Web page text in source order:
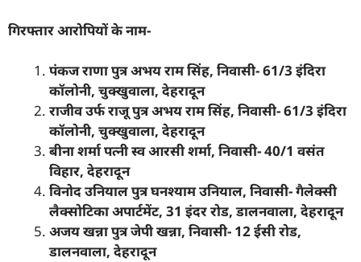
गिरफ्तार आरोपियों के नाम-
पंकज राणा पुत्र अभय राम सिंह, निवासी-61/3 इंदिरा
कॉलोनी, चुक्खुवाला, देहरादून
राजीव उर्फ राजू पुत्र अभय राम सिंह, निवासी-61/3 इंदिरा
कॉलोनी, चुक्खुवाला, देहरादून
बीना शर्मा पत्नी स्व आरसी शर्मा, निवासी-40/1 वसंत
विहार, देहरादून
विनोद उनियाल पुत्र घनश्याम उनियाल, निवासी- गैलेक्सी
लैक्सोटिका अपार्टमेंट, 31 इंदर रोड,डालनवाला, देहरादून
अजय खन्ना पुत्र जेपी खन्ना, निवासी- 12ईसी रोड,
डालनवाला, देहरादून